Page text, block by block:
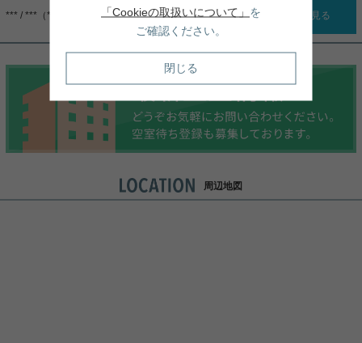
*** / ***（***） 詳細を見る
周辺地図
「Cookieの取扱いについて」 を
ご確認ください。
閉じる